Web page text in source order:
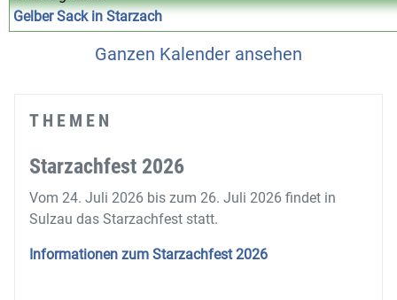
Gelber Sack in Starzach
Ganzen Kalender ansehen
THEMEN
Starzachfest 2026
Vom 24. Juli 2026 bis zum 26. Juli 2026 findet in
Sulzau das Starzachfest statt.
Informationen zum Starzachfest 2026